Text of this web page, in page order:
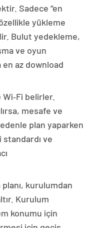
Sadece “en
yükleme
Bulut yedekleme,
ve oyun
en az download
Wi‑Fi belirler.
mesafe ve
plan yaparken
standardı ve
kurulumdan
Kurulum
konumu için